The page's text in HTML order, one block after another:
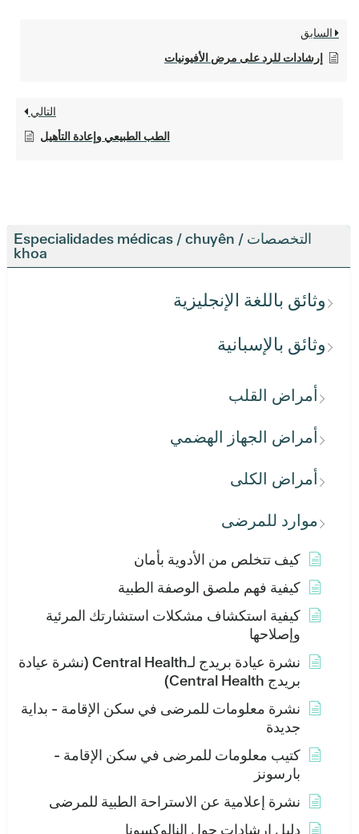
التخصصات / Especialidades médicas / chuyên
khoa
وثائق باللغة الإنجليزية
وثائق بالإسبانية
أمراض القلب
أمراض الجهاز الهضمي
أمراض الكلى
موارد للمرضى
كيف تتخلص من الأدوية بأمان
كيفية فهم ملصق الوصفة الطبية
كيفية استكشاف مشكلات استشارتك المرئية
وإصلاحها
نشرة عيادة بريدج لـCentral Health (نشرة عيادة
بريدج Central Health)
نشرة معلومات للمرضى في سكن الإقامة - بداية
جديدة
كتيب معلومات للمرضى في سكن الإقامة -
بارسونز
نشرة إعلامية عن الاستراحة الطبية للمرضى
دليل إرشادات حول النالوكسونا
السابق
إرشادات للرد على مرض الأفيونيات
التالي
الطب الطبيعي وإعادة التأهيل